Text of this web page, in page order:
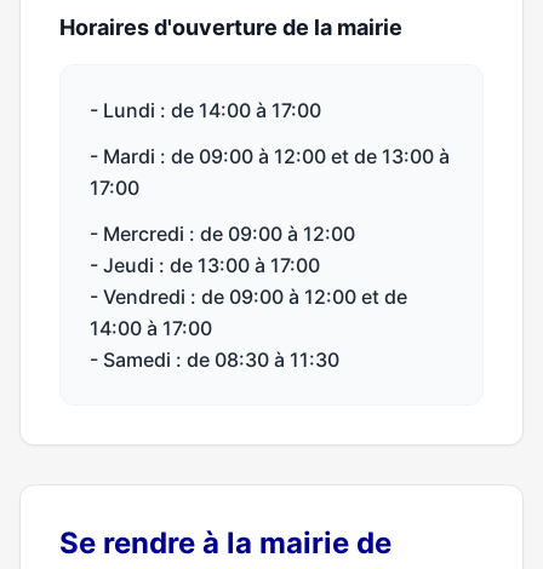
Horaires d'ouverture de la mairie
- Lundi : de 14:00 à 17:00
- Mardi : de 09:00 à 12:00 et de 13:00 à
17:00
- Mercredi : de 09:00 à 12:00
- Jeudi : de 13:00 à 17:00
- Vendredi : de 09:00 à 12:00 et de
14:00 à 17:00
- Samedi : de 08:30 à 11:30
Se rendre à la mairie de